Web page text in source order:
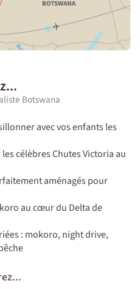
Botswana
avec vos enfants les
célèbres Chutes Victoria au
aménagés pour
au cœur du Delta de
: mokoro, night drive,